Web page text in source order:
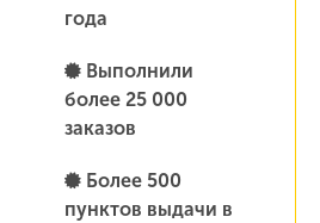
года
Выполнили
более 25 000
заказов
Более 500
пунктов выдачи в